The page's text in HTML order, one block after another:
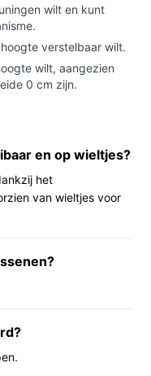
of de zithoogte
(45 cm) passen bij
De stoel
wat verplaatsen
De zitting en
noemt
rugvulling. Er is geen
in hoogte
door zithoogte
zijn tijdens
wilt en kunt
verstelbaar wilt.
wilt, aangezien
0 cm zijn.
en op wieltjes?
het
van wieltjes voor